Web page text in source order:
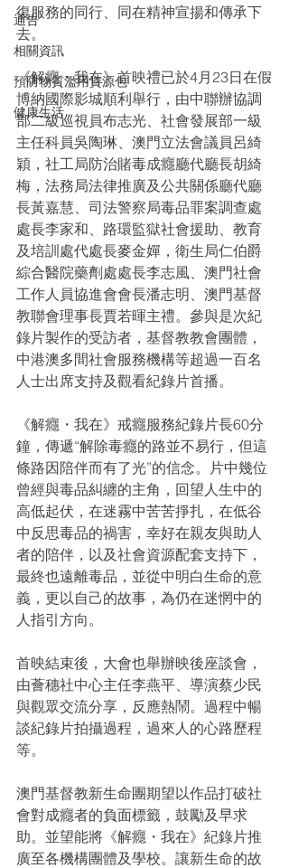
通告
相關資訊
預防物質濫用資源包
健康生活
復服務的同行、同在精神宣揚和傳承下
去。
《解癮・我在》首映禮已於4月23日在假
博納國際影城順利舉行，由中聯辦協調
部二級巡視員布志光、社會發展部一級
主任科員吳陶琳、澳門立法會議員呂綺
穎，社工局防治賭毒成癮廳代廳長胡綺
梅，法務局法律推廣及公共關係廳代廳
長黃嘉慧、司法警察局毒品罪案調查處
處長李家和、路環監獄社會援助、教育
及培訓處代處長麥金嬋，衛生局仁伯爵
綜合醫院藥劑處處長李志風、澳門社會
工作人員協進會會長潘志明、澳門基督
教聯會理事長賈若暉主禮。參與是次紀
錄片製作的受訪者，基督教教會團體，
中港澳多間社會服務機構等超過一百名
人士出席支持及觀看紀錄片首播。
《解癮・我在》戒癮服務紀錄片長60分
鐘，傳遞“解除毒癮的路並不易行，但這
條路因陪伴而有了光”的信念。片中幾位
曾經與毒品糾纏的主角，回望人生中的
高低起伏，在迷霧中苦苦掙扎，在低谷
中反思毒品的禍害，幸好在親友與助人
者的陪伴，以及社會資源配套支持下，
最終也遠離毒品，並從中明白生命的意
義，更以自己的故事，為仍在迷惘中的
人指引方向。
首映結束後，大會也舉辦映後座談會，
由薈穗社中心主任李燕平、導演蔡少民
與觀眾交流分享，反應熱鬧。過程中暢
談紀錄片拍攝過程，過來人的心路歷程
等。
澳門基督教新生命團期望以作品打破社
會對成癮者的負面標籤，鼓勵及早求
助。並望能將《解癮・我在》紀錄片推
廣至各機構團體及學校。讓新生命的故